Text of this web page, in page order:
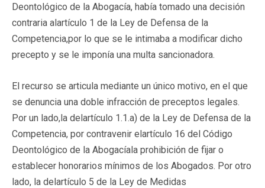
Deontológico de la Abogacía, había tomado una decisión
contraria alartículo 1 de la Ley de Defensa de la
Competencia,por lo que se le intimaba a modificar dicho
precepto y se le imponía una multa sancionadora.
El recurso se articula mediante un único motivo, en el que
se denuncia una doble infracción de preceptos legales.
Por un lado,la delartículo 1.1.a) de la Ley de Defensa de la
Competencia, por contravenir elartículo 16 del Código
Deontológico de la Abogacíala prohibición de fijar o
establecer honorarios mínimos de los Abogados. Por otro
lado, la delartículo 5 de la Ley de Medidas